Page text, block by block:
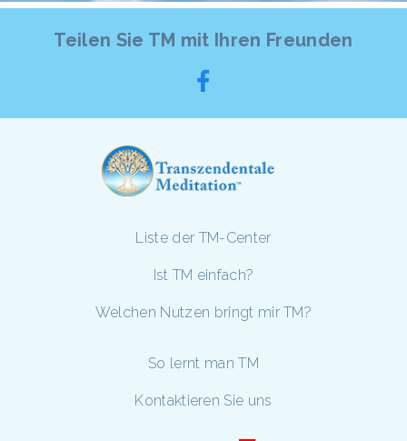
Teilen Sie TM mit Ihren Freunden
Liste der TM-Center
Ist TM einfach?
Welchen Nutzen bringt mir TM?
So lernt man TM
Kontaktieren Sie uns